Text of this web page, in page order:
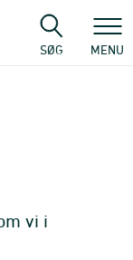
SØG MENU
vi i